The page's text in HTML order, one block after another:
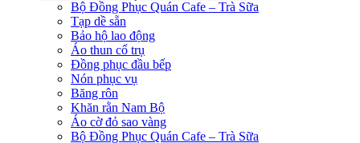
Bộ Đồng Phục Quán Cafe – Trà Sữa
Tạp dề sẵn
Bảo hộ lao động
Áo thun cổ trụ
Đồng phục đầu bếp
Nón phục vụ
Băng rôn
Khăn rằn Nam Bộ
Áo cờ đỏ sao vàng
Bộ Đồng Phục Quán Cafe – Trà Sữa